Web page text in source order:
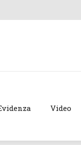
Video